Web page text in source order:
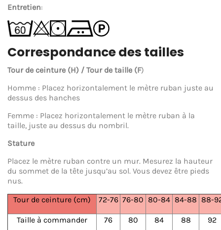
Entretien:
Correspondance des tailles
Tour de ceinture (H) / Tour de taille (F)
Homme : Placez horizontalement le mètre ruban juste au
dessus des hanches
Femme : Placez horizontalement le mètre ruban à la
taille, juste au dessus du nombril.
Stature
Placez le mètre ruban contre un mur. Mesurez la hauteur
du sommet de la tête jusqu’au sol. Vous devez être pieds
nus.
Tour de ceinture (cm)
72-76 76-80 80-84 84-88 88-
Taille à commander 76 80 84 88 92